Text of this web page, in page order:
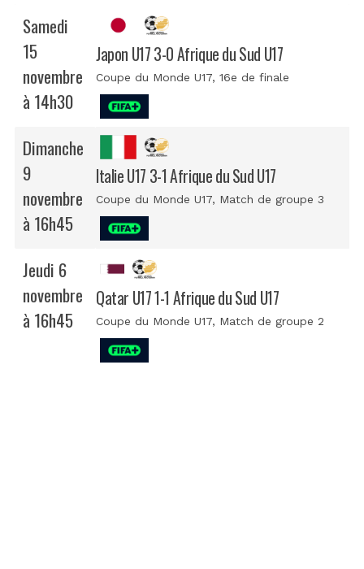
Samedi
15
novembre
à 14h30
Japon U17 3-0 Afrique du Sud U17
Coupe du Monde U17, 16e de finale
Dimanche
9
novembre
à 16h45
Italie U17 3-1 Afrique du Sud U17
Coupe du Monde U17, Match de groupe 3
Jeudi 6
novembre
à 16h45
Qatar U17 1-1 Afrique du Sud U17
Coupe du Monde U17, Match de groupe 2